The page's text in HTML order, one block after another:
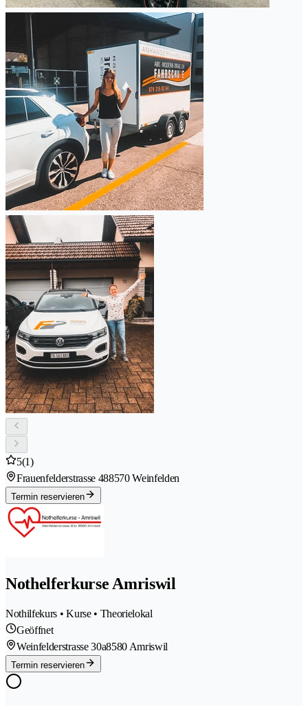
5(1)
Frauenfelderstrasse 488570 Weinfelden
Termin reservieren
Nothelferkurse Amriswil
Nothilfekurs • Kurse • Theorielokal
Geöffnet
Weinfelderstrasse 30a8580 Amriswil
Termin reservieren